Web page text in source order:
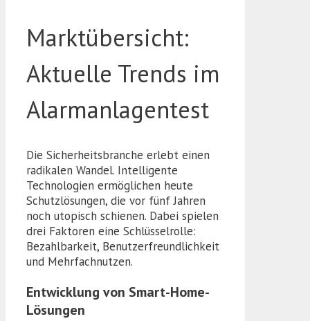
Marktübersicht:
Aktuelle Trends im
Alarmanlagentest
Die Sicherheitsbranche erlebt einen
radikalen Wandel. Intelligente
Technologien ermöglichen heute
Schutzlösungen, die vor fünf Jahren
noch utopisch schienen. Dabei spielen
drei Faktoren eine Schlüsselrolle:
Bezahlbarkeit, Benutzerfreundlichkeit
und Mehrfachnutzen.
Entwicklung von Smart-Home-
Lösungen